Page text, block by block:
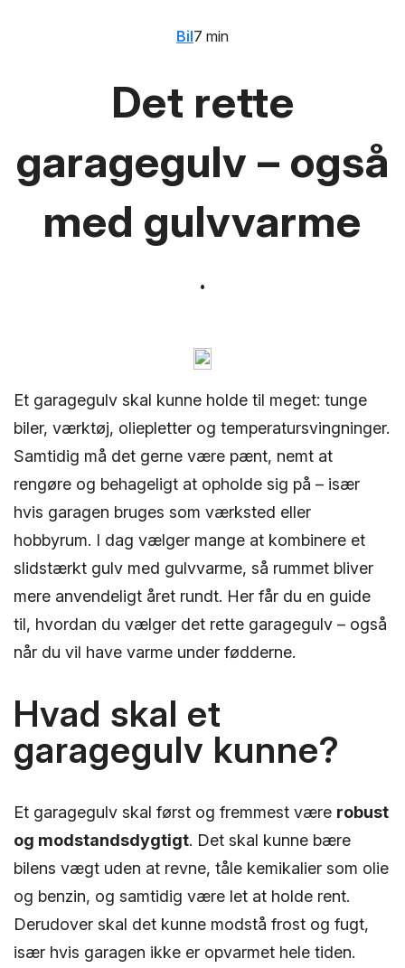
Det rette
garagegulv – også
med gulvvarme
Bil7 min
Et garagegulv skal kunne holde til meget: tunge
biler, værktøj, oliepletter og temperatursvingninger.
Samtidig må det gerne være pænt, nemt at
rengøre og behageligt at opholde sig på – især
hvis garagen bruges som værksted eller
hobbyrum. I dag vælger mange at kombinere et
slidstærkt gulv med gulvvarme, så rummet bliver
mere anvendeligt året rundt. Her får du en guide
til, hvordan du vælger det rette garagegulv – også
når du vil have varme under fødderne.
Hvad skal et
garagegulv kunne?
Et garagegulv skal først og fremmest være robust
og modstandsdygtigt. Det skal kunne bære
bilens vægt uden at revne, tåle kemikalier som olie
og benzin, og samtidig være let at holde rent.
Derudover skal det kunne modstå frost og fugt,
især hvis garagen ikke er opvarmet hele tiden.